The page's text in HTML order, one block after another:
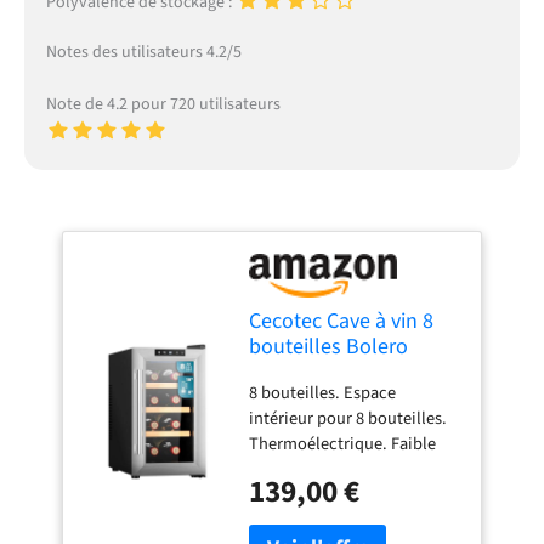
Notes des utilisateurs 4.2/5
Note de 4.2 pour 720 utilisateurs
Cecotec Cave à vin 8
bouteilles Bolero
CoolWood,
Thermoélectrique,
Faible niveau sonore
et haute performance,
Température réglable :
8-18°C, Panneau de
8 bouteilles. Espace
intérieur pour 8 bouteilles.
Thermoélectrique. Faible
performance. Refroidit
mieux et plus rapidement,
139,00 €